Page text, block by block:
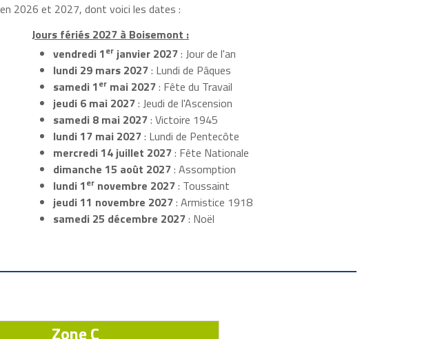
2026 et 2027, dont voici les dates :
Jours fériés 2027 à Boisemont :
vendredi 1erjanvier 2027: Jour de l'an
lundi 29 mars 2027: Lundi de Pâques
samedi 1ermai 2027: Fête du Travail
jeudi 6 mai 2027: Jeudi de l'Ascension
samedi 8 mai 2027: Victoire 1945
lundi 17 mai 2027: Lundi de Pentecôte
mercredi 14 juillet 2027: Fête Nationale
dimanche 15 août 2027: Assomption
lundi 1ernovembre 2027: Toussaint
jeudi 11 novembre 2027: Armistice 1918
samedi 25 décembre 2027: Noël
Zone C